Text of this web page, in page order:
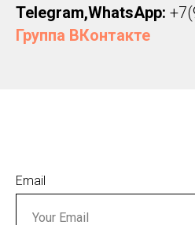
Telegram,WhatsApp:
Группа ВКонтакте
Email